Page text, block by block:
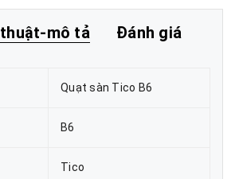
mô tả Đánh giá
Quạt sàn Tico B6
B6
Tico